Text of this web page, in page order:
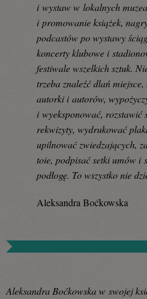
i wystaw w lokalnych
i promowanie książek,
podcastów po wystawy
koncerty klubowe i
festiwale wszelkich sztuk.
trzeba znaleźć dlań
autorki i autorów,
i wyeksponować, rozstawić
rekwizyty, wydrukować
upilnować zwiedzających,
toie, podpisać setki umów i
podłogę. To wszystko nie
Aleksandra Boćkowska
Aleksandra Boćkowska w swojej